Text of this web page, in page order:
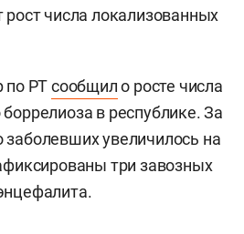
рост числа локализованных
по РТсообщило росте числа
в республике. За
увеличилось на
три завозных